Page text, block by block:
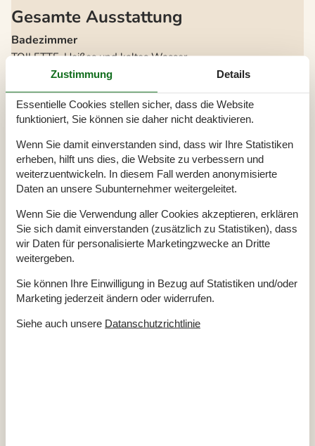
Gesamte Ausstattung
Badezimmer
TOILETTE. Heißes und kaltes Wasser
Alternative Heizung, Wärmepumpe
Anzahl Hochstühle 1
Anzahl Kinderbetten 1
Anzahl Sonnenliegen 3
Baujahr
2010
Baumaterial: Holz
Blick auf Dünen
ECO, Ladegerät für Elektrofahrzeuge
Ferienhaus 107 m²
Haustiere Nr
Heizung, Elektroheizung
Self-Service-Check-in
Staubsauger
Waschmaschine
Winterfest
Draußen
Aufladen von Elektroautos nicht inbegriffen Im Preis
Dusche im Freien
Zustimmung Details
Essentielle Cookies stellen sicher, dass die Website
funktioniert, Sie können sie daher nicht deaktivieren.
Wenn Sie damit einverstanden sind, dass wir Ihre Statistiken
erheben, hilft uns dies, die Website zu verbessern und
weiterzuentwickeln. In diesem Fall werden anonymisierte
Daten an unsere Subunternehmer weitergeleitet.
Wenn Sie die Verwendung aller Cookies akzeptieren, erklären
Sie sich damit einverstanden (zusätzlich zu Statistiken), dass
wir Daten für personalisierte Marketingzwecke an Dritte
weitergeben.
Sie können Ihre Einwilligung in Bezug auf Statistiken und/oder
Marketing jederzeit ändern oder widerrufen.
Siehe auch unsere Datanschutzrichtlinie